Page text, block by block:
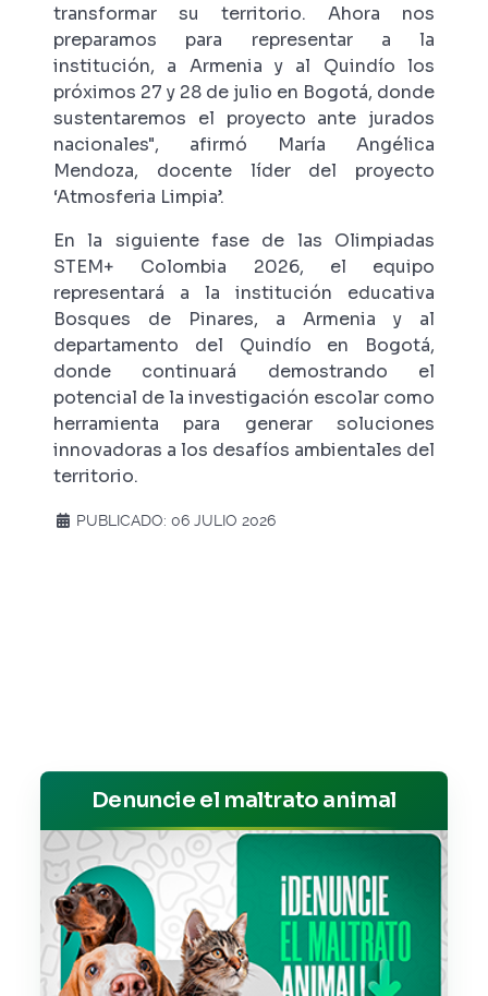
transformar su territorio. Ahora nos
preparamos para representar a la
institución, a Armenia y al Quindío los
próximos 27 y 28 de julio en Bogotá, donde
sustentaremos el proyecto ante jurados
nacionales", afirmó María Angélica
Mendoza, docente líder del proyecto
‘Atmosferia Limpia’.
En la siguiente fase de las Olimpiadas
STEM+ Colombia 2026, el equipo
representará a la institución educativa
Bosques de Pinares, a Armenia y al
departamento del Quindío en Bogotá,
donde continuará demostrando el
potencial de la investigación escolar como
herramienta para generar soluciones
innovadoras a los desafíos ambientales del
territorio.
PUBLICADO: 06 JULIO 2026
Denuncie el maltrato animal